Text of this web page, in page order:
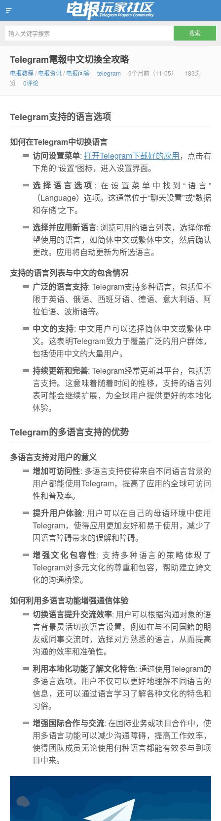
Telegram玩家社区
Telegram電報中文切換全攻略
电报教程/ 电报资讯/ 电报问答 telegram 9个月前（11-05）
183浏
览
0评论
Telegram支持的语言选项
如何在Telegram中切换语言
访问设置菜单: 打开Telegram下载好的应用，点击右
下角的“设置”图标，进入设置界面。
选择语言选项 : 在设置菜单中找到“语言”
（Language）选项。这通常位于“聊天设置”或“数据
和存储”之下。
选择并应用新语言: 浏览可用的语言列表，选择你希
望使用的语言，如简体中文或繁体中文，然后确认
更改。应用将自动更新为所选语言。
支持的语言列表与中文的包含情况
广泛的语言支持: Telegram支持多种语言，包括但不
限于英语、俄语、西班牙语、德语、意大利语、阿
拉伯语、波斯语等。
中文的支持: 中文用户可以选择简体中文或繁体中
文。这表明Telegram致力于覆盖广泛的用户群体，
包括使用中文的大量用户。
持续更新和完善: Telegram经常更新其平台，包括语
言支持。这意味着随着时间的推移，支持的语言列
表可能会继续扩展，为全球用户提供更好的本地化
体验。
Telegram的多语言支持的优势
多语言支持对用户的意义
增加可访问性: 多语言支持使得来自不同语言背景的
用户都能使用Telegram，提高了应用的全球可访问
性和普及率。
提升用户体验: 用户可以在自己的母语环境中使用
Telegram，使得应用更加友好和易于使用，减少了
因语言障碍带来的误解和障碍。
增强文化包容性: 支持多种语言的策略体现了
Telegram对多元文化的尊重和包容，帮助建立跨文
化的沟通桥梁。
如何利用多语言功能增强通信体验
切换语言提升交流效率: 用户可以根据沟通对象的语
言背景灵活切换语言设置，例如在与不同国籍的朋
友或同事交流时，选择对方熟悉的语言，从而提高
沟通的效率和准确性。
利用本地化功能了解文化特色: 通过使用Telegram的
多语言选项，用户不仅可以更好地理解不同语言的
信息，还可以通过语言学习了解各种文化的特色和
习俗。
增强国际合作与交流: 在国际业务或项目合作中，使
用多语言功能可以减少沟通障碍，提高工作效率，
使得团队成员无论使用何种语言都能有效参与到项
目中来。